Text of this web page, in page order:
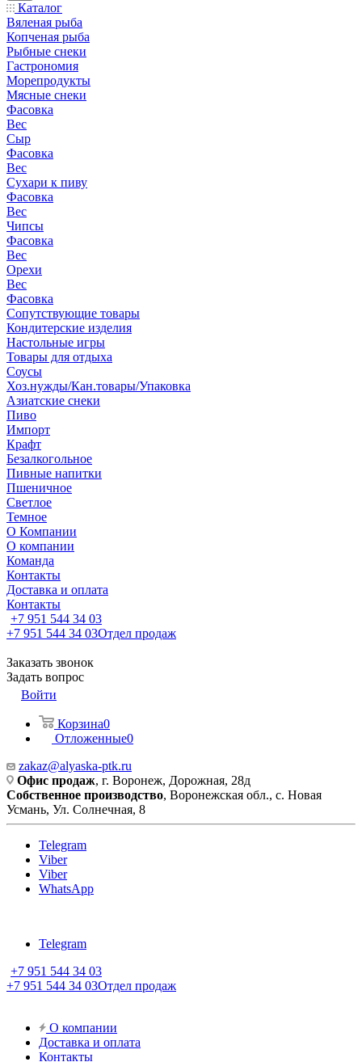
Каталог
Вяленая рыба
Копченая рыба
Рыбные снеки
Гастрономия
Морепродукты
Мясные снеки
Фасовка
Вес
Сыр
Фасовка
Вес
Сухари к пиву
Фасовка
Вес
Чипсы
Фасовка
Вес
Орехи
Вес
Фасовка
Сопутствующие товары
Кондитерские изделия
Настольные игры
Товары для отдыха
Соусы
Хоз.нужды/Кан.товары/Упаковка
Азиатские снеки
Пиво
Импорт
Крафт
Безалкогольное
Пивные напитки
Пшеничное
Светлое
Темное
О Компании
О компании
Команда
Контакты
Доставка и оплата
Контакты
+7 951 544 34 03
+7 951 544 34 03Отдел продаж
Заказать звонок
Задать вопрос
Войти
Корзина0
Отложенные0
zakaz@alyaska-ptk.ru
Офис продаж, г. Воронеж, Дорожная, 28д
Собственное производство, Воронежская обл., с. Новая
Усмань, Ул. Солнечная, 8
Telegram
Viber
Viber
WhatsApp
Telegram
+7 951 544 34 03
+7 951 544 34 03Отдел продаж
О компании
Доставка и оплата
Контакты